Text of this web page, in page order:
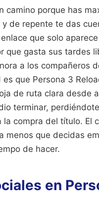
camino porque has
de repente te das
que solo
que gasta sus tardes
a los compañeros
que Persona 3
de ruta clara desde
terminar,
compra del título. El
menos que decidas
de hacer.
en